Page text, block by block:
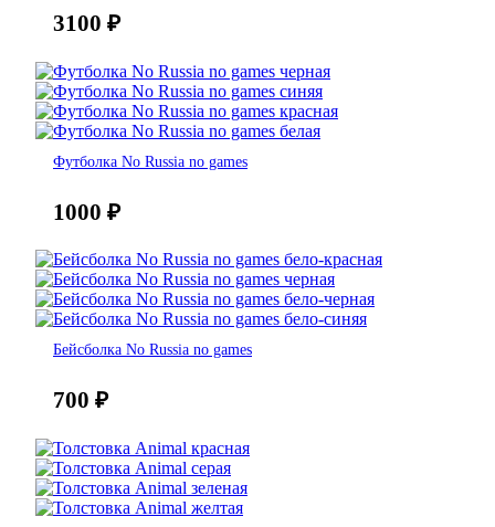
3100 ₽
Футболка No Russia no games
1000 ₽
Бейсболка No Russia no games
700 ₽